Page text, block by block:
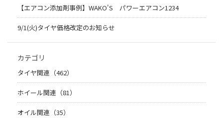
【エアコン添加剤事例】WAKO'S パワーエアコン1234
9/1(火)タイヤ価格改定のお知らせ
カテゴリ
タイヤ関連（462）
ホイール関連（81）
オイル関連（35）